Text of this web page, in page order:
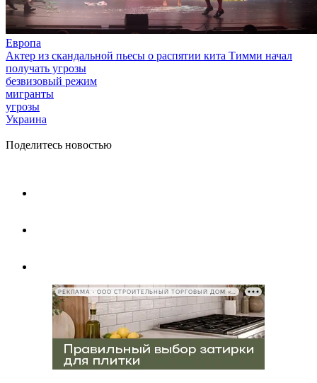
Европа
Актер из скандальной пьесы о распятии кита Тимми начал
получать угрозы
безвизовый режим
мигранты
угрозы
Украина
Поделитесь новостью